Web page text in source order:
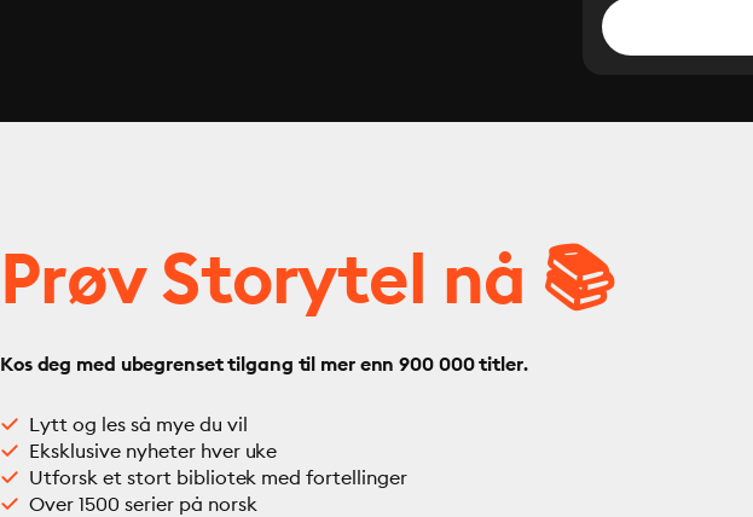
Prøv Storytel nå 📚
Kos deg med ubegrenset tilgang til mer enn 900 000 titler.
Lytt og les så mye du vil
Eksklusive nyheter hver uke
Utforsk et stort bibliotek med fortellinger
Over 1500 serier på norsk